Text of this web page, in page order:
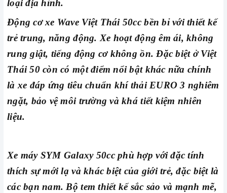
loại địa hình.
Động cơ xe Wave Việt Thái 50cc bền bỉ với thiết kế
trẻ trung, năng động. Xe hoạt động êm ái, không
rung giật, tiếng động cơ không ồn. Đặc biệt ở Việt
Thái 50 còn có một điểm nổi bật khác nữa chính
là xe đáp ứng tiêu chuẩn khí thải EURO 3 nghiêm
ngặt, bảo vệ môi trường và khá tiết kiệm nhiên
liệu.
Xe máy SYM Galaxy 50cc phù hợp với đặc tính
thích sự mới lạ và khác biệt của giới trẻ, đặc biệt là
các bạn nam. Bộ tem thiết kế sắc sảo và mạnh mẽ,